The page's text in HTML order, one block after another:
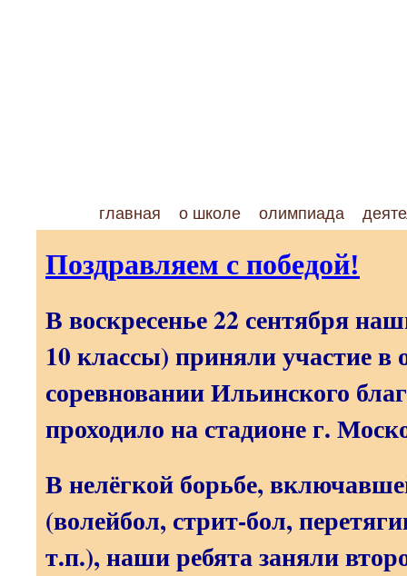
главная о школе олимпиада
Поздравляем с победой!
В воскресенье 22 сентября
10 классы) приняли участие
соревновании Ильинского
проходило на стадионе г.
В нелёгкой борьбе,
(волейбол, стрит-бол,
т.п.), наши ребята заняли